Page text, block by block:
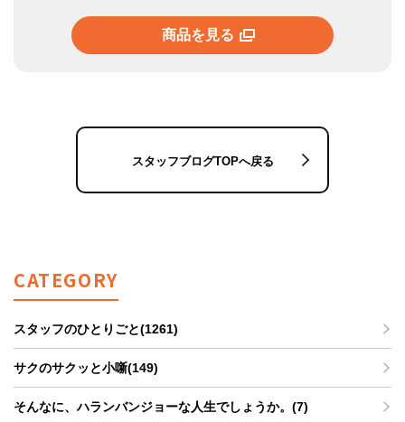
商品を見る
スタッフブログTOPへ戻る
CATEGORY
スタッフのひとりごと(1261)
サクのサクッと小噺(149)
そんなに、ハランバンジョーな人生でしょうか。(7)